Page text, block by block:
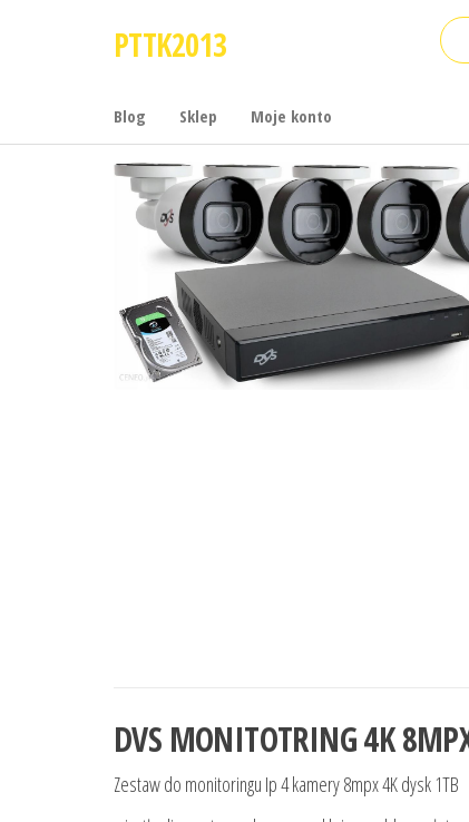
PTTK2013
Blog Sklep Moje konto
DVS MONITOTRING 4K
Zestaw do monitoringu Ip 4 kamery 8mpx 4K dysk 1TB